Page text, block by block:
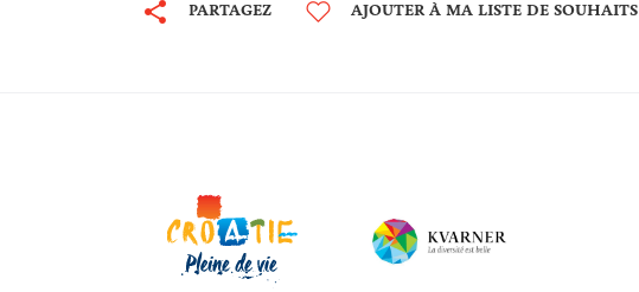
PARTAGEZ AJOUTER À MA LISTE DE SOUHAITS